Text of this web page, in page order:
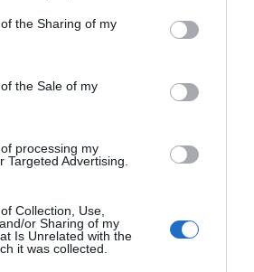
or usage behaviour. You may click to
to Google and its third-party tags to
specified purposes in below Google
the Sharing of my
the Sale of my
processing my
Targeted Advertising.
Collection, Use,
or Sharing of my
Is Unrelated with the
it was collected.